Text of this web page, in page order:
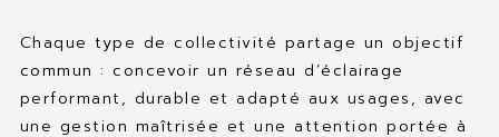
Chaque type de collectivité partage un objectif
commun : concevoir un réseau d’éclairage
performant, durable et adapté aux usages, avec
une gestion maîtrisée et une attention portée à